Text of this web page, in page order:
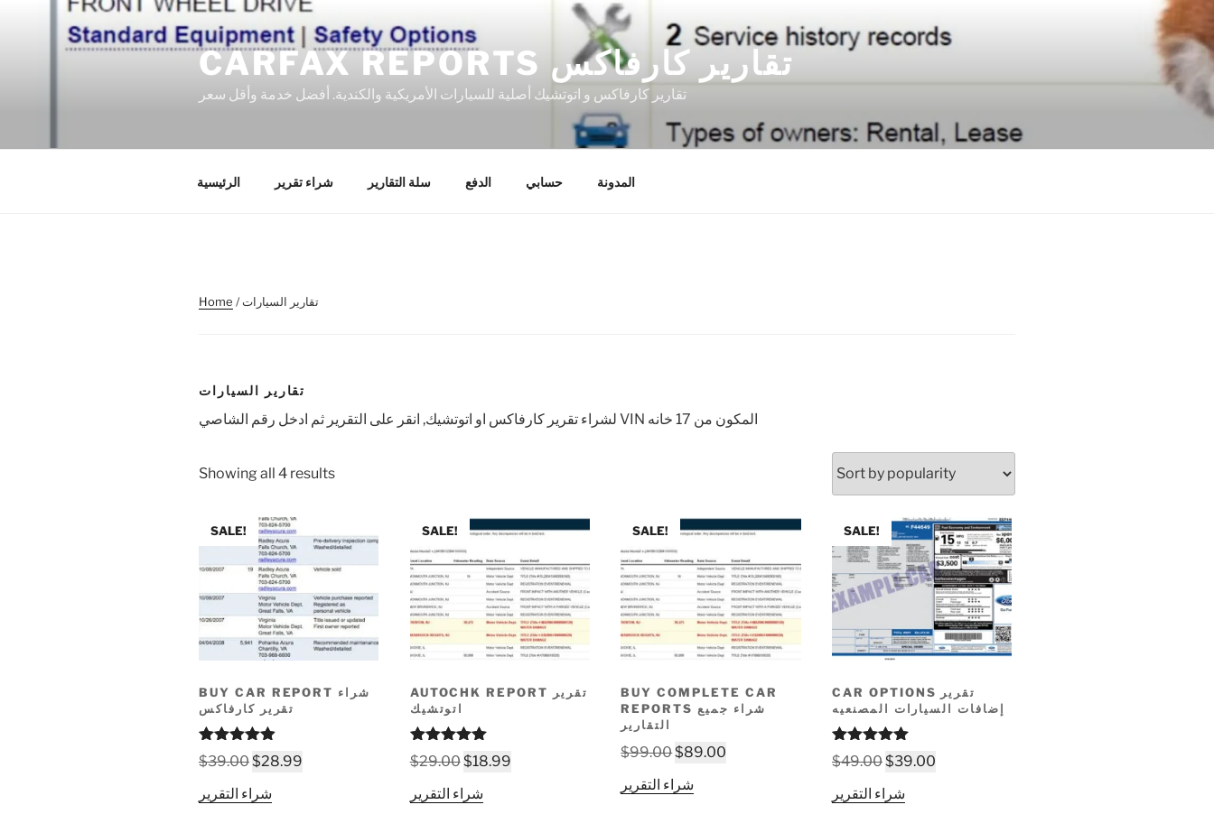
CARFAX REPORTS تقارير كارفاكس
تقارير كارفاكس و اتوتشيك أصلية للسيارات الأمريكية والكندية. أفضل خدمة وأقل سعر
الرئيسية شراء تقرير سلة التقارير الدفع حسابي المدونة
Home / تقارير السيارات
تقارير السيارات
لشراء تقرير كارفاكس او اتوتشيك, انقر على التقرير ثم ادخل رقم الشاصي VIN المكون من 17 خانه
Showing all 4 resultsSorted
SALE!
BUY CAR REPORT شراء
تقرير كارفاكس
Rated4.88
out of 5
$39.00Original
was:
$28.99
شراء التقرير
SALE!
AUTOCHK REPORT تقرير
اتوتشيك
Rated5.00
out of 5
$29.00Original
was:
$18.99Current
شراء التقرير
SALE!
BUY COMPLETE CAR
REPORTS شراء جميع
التقارير
$99.00Original
was:
$89.00
شراء التقرير
SALE!
CAR OPTIONS تقرير
إضافات السيارات المصنعيه
Rated5.00
out of 5
$49.00Original
was:
$39.00
شراء التقرير